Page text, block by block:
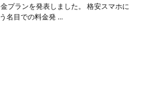
プランを発表しました。 格安スマホに
名目での料金発 ...